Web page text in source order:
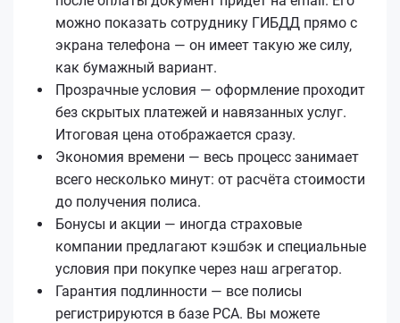
можно показать сотруднику ГИБДД прямо с
экрана телефона — он имеет такую же силу,
как бумажный вариант.
Прозрачные условия — оформление проходит
без скрытых платежей и навязанных услуг.
Итоговая цена отображается сразу.
Экономия времени — весь процесс занимает
всего несколько минут: от расчёта стоимости
до получения полиса.
Бонусы и акции — иногда страховые
компании предлагают кэшбэк и специальные
условия при покупке через наш агрегатор.
Гарантия подлинности — все полисы
регистрируются в базе РСА. Вы можете